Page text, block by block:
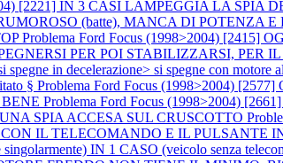
[2221] IN 3 CASI LAMPEGGIA LA SPIA
(batte), MANCA DI POTENZA
Problema Ford Focus (1998>2004) [2415]
PER POI STABILIZZARSI, PER
in decelerazione> si spegne con
§ Problema Ford Focus (1998>2004)
Problema Ford Focus (1998>2004)
SPIA ACCESA SUL CRUSCOTTO
CON IL TELECOMANDO E IL
singolarmente) IN 1 CASO (veicolo senza